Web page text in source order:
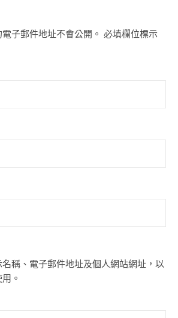
子郵件地址不會公開。 必填欄位標示
稱、電子郵件地址及個人網站網址，以
。